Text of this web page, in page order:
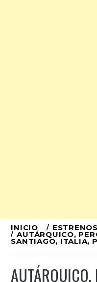
Ir
al
INICIO ESTRENOS
AUTÁRQUICO,
SANTIAGO, ITALIA,
AUTÁRQUICO,